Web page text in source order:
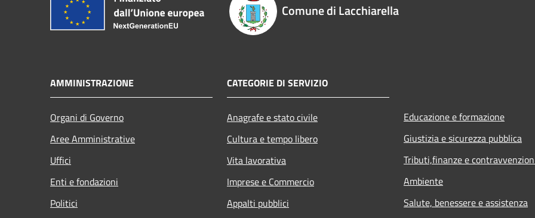
Comune di Lacchiarella
AMMINISTRAZIONE
Organi di Governo
Aree Amministrative
Uffici
Enti e fondazioni
Politici
CATEGORIE DI SERVIZIO
Anagrafe e stato civile
Cultura e tempo libero
Vita lavorativa
Imprese e Commercio
Appalti pubblici
Educazione e formazione
Giustizia e sicurezza pubblica
Tributi,finanze e
Ambiente
Salute, benessere e assistenza